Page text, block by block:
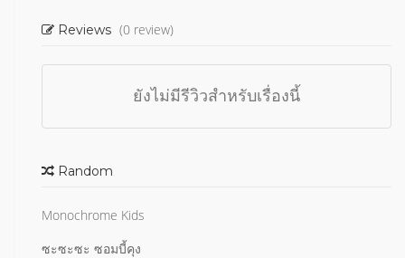
Reviews (0 review)
ยังไม่มีรีวิวสำหรับเรื่องนี้
Random
Monochrome Kids
ซะซะซะ ซอมบี้คุง